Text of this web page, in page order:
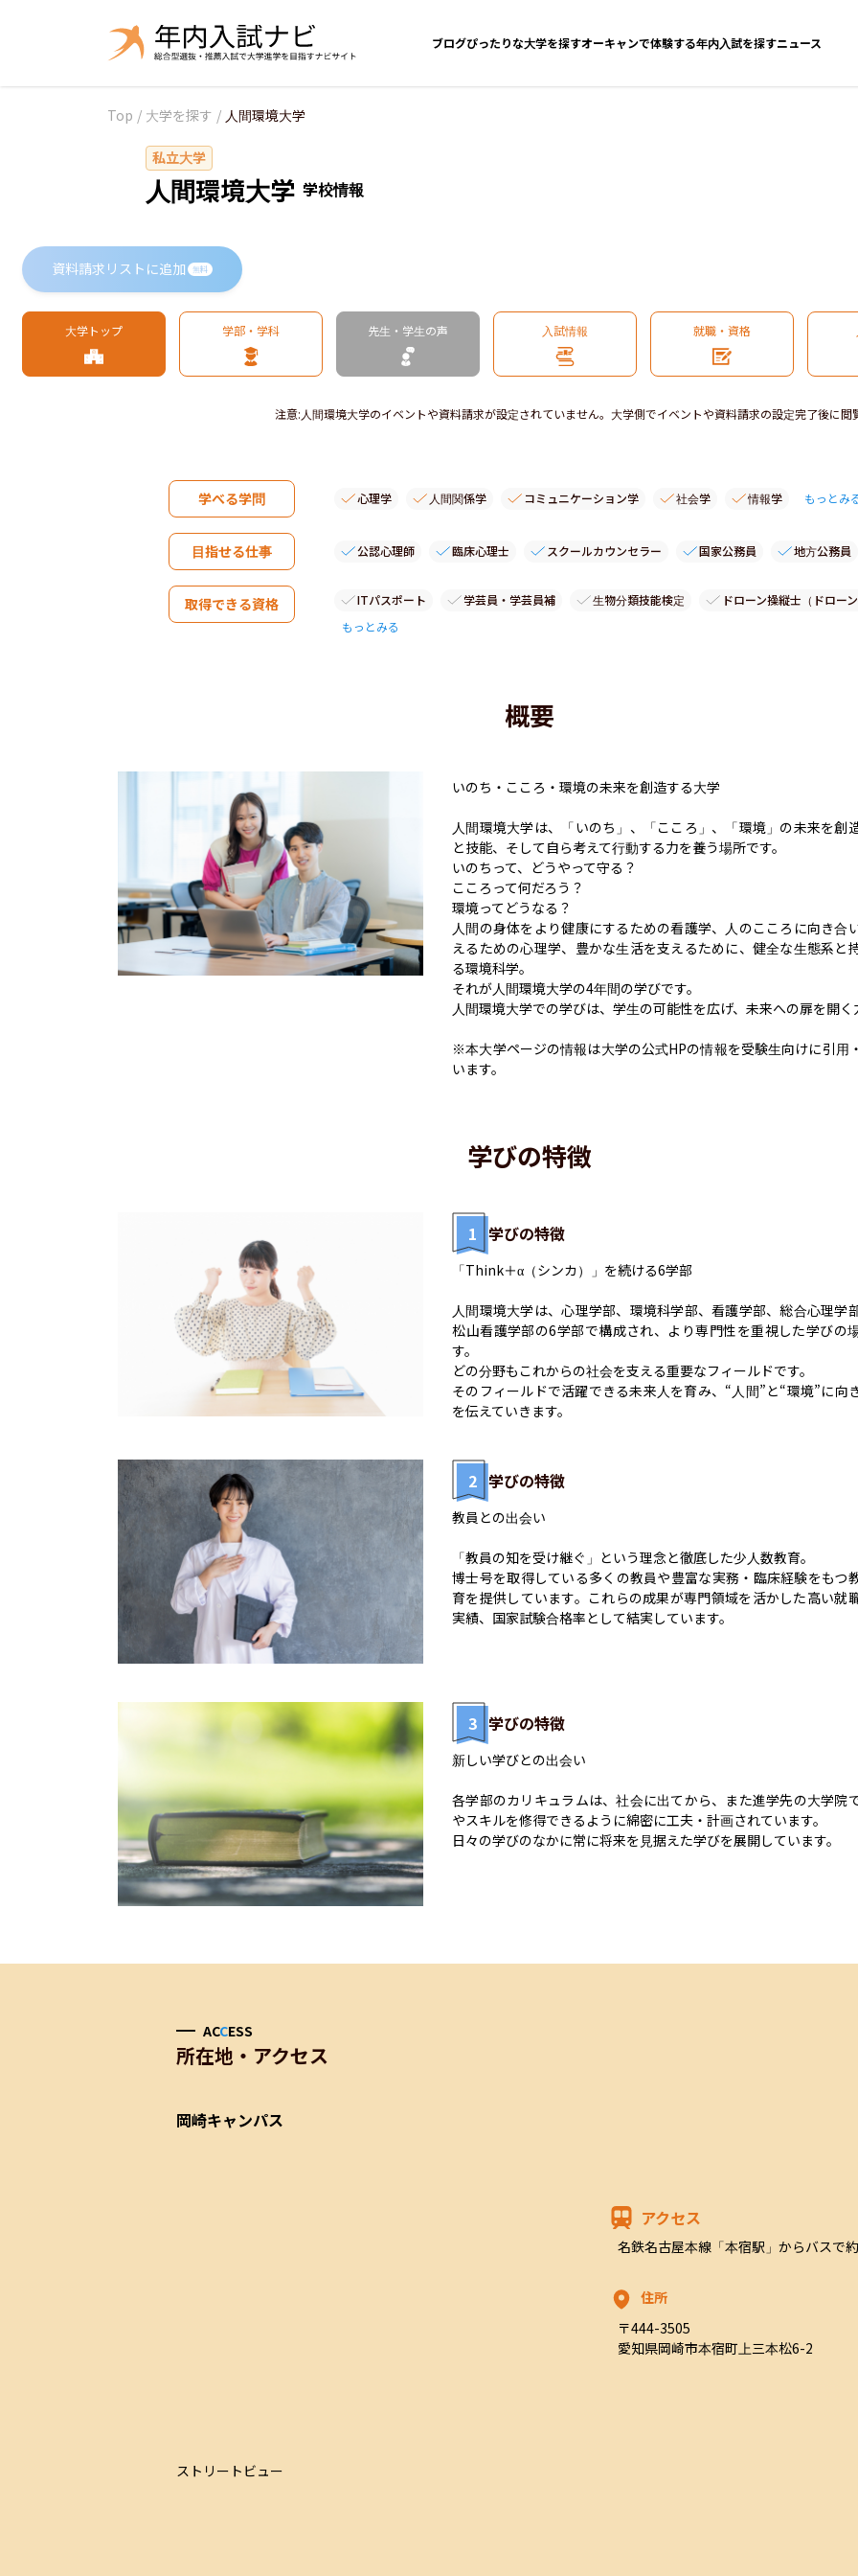
ブログぴったりな大学を探すオーキャンで体験する年内入試を探すニュース
Top / 大学を探す / 人間環境大学
私立大学
人間環境大学 学校情報
資料請求リストに追加 無料
大学トップ 学部・学科 先生・学生の声 入試情報 就職・資格
注意: 人間環境大学のイベントや資料請求が設定されていません。大学側でイベントや資料請求の設定完了後に
学べる学問 心理学 人間関係学 コミュニケーション学 社会学 情報学 もっとみ
目指せる仕事 公認心理師 臨床心理士 スクールカウンセラー 国家公務員 地方公務員
取得できる資格 ITパスポート 学芸員・学芸員補 生物分類技能検定
ドローン操縦士（ドロー
もっとみる
概要
いのち・こころ・環境の未来を創造する大学
人間環境大学は、「いのち」、「こころ」、「環境」の未来を創
と技能、そして自ら考えて行動する力を養う場所です。
いのちって、どうやって守る？
こころって何だろう？
環境ってどうなる？
人間の身体をより健康にするための看護学、人のこころに向き合
えるための心理学、豊かな生活を支えるために、健全な生態系と
る環境科学。
それが人間環境大学の4年間の学びです。
人間環境大学での学びは、学生の可能性を広げ、未来への扉を開
※本大学ページの情報は大学の公式HPの情報を受験生向けに引用
います。
学びの特徴
1 学びの特徴
「Think＋α（シンカ）」を続ける6学部
人間環境大学は、心理学部、環境科学部、看護学部、総合心理学
松山看護学部の6学部で構成され、より専門性を重視した学びの
す。
どの分野もこれからの社会を支える重要なフィールドです。
そのフィールドで活躍できる未来人を育み、“人間”と“環境”に向
を伝えていきます。
2 学びの特徴
教員との出会い
「教員の知を受け継ぐ」という理念と徹底した少人数教育。
博士号を取得している多くの教員や豊富な実務・臨床経験をもつ
育を提供しています。これらの成果が専門領域を活かした高い就
実績、国家試験合格率として結実しています。
3 学びの特徴
新しい学びとの出会い
各学部のカリキュラムは、社会に出てから、また進学先の大学院
やスキルを修得できるように綿密に工夫・計画されています。
日々の学びのなかに常に将来を見据えた学びを展開しています。
ACCESS
所在地・アクセス
岡崎キャンパス
アクセス
名鉄名古屋本線「本宿駅」からバスで
住所
〒444-3505
愛知県岡崎市本宿町上三本松6-2
ストリートビュー